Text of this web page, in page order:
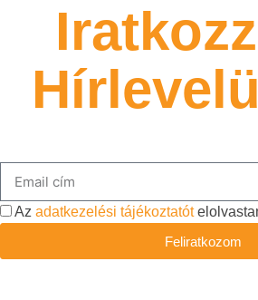
Az adatkezelési tájékoztatót
Feliratkozom